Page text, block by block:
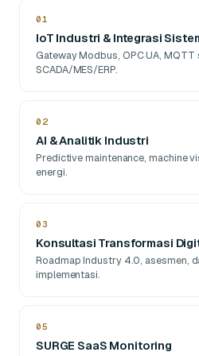
01
IoT Industri & Integrasi
Gateway Modbus, OPC UA,
SCADA/MES/ERP.
02
AI & Analitik Industri
Predictive maintenance, machine
energi.
03
Konsultasi Transformasi
Roadmap Industry 4.0, asesmen,
implementasi.
05
SURGE SaaS Monitoring